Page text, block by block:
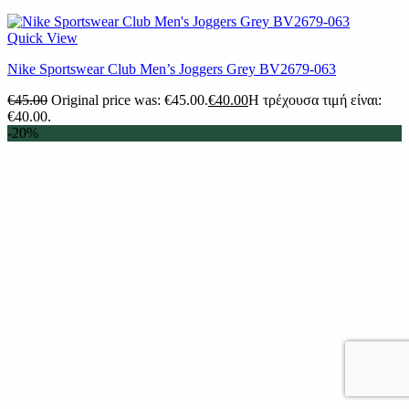
Quick View
Nike Sportswear Club Men’s Joggers Grey BV2679-063
€45.00 Original price was: €45.00.€40.00Η τρέχουσα τιμή είναι:
€40.00.
-20%